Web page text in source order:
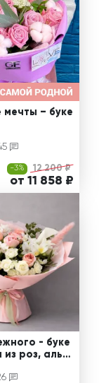
– буке
-3% 12 200 ₽
от 11 858 ₽
- буке
роз, альст
калл